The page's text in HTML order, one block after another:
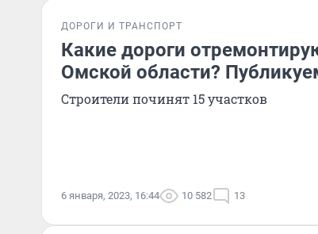
ДОРОГИ И ТРАНСПОРТ
Какие дороги
Омской области?
Строители починят 15 участков
6 января, 2023, 16:44 10 582 13